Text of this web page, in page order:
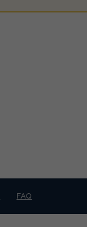
FAQ